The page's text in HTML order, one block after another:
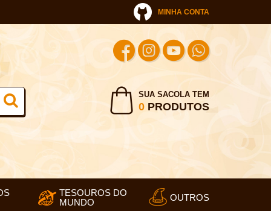
MINHA CONTA
SUA SACOLA TEM
0PRODUTOS
TESOUROS DO
MUNDO
OUTROS